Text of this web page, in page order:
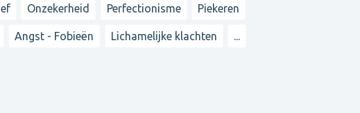
Onzekerheid Perfectionisme Piekeren
Angst - Fobieën Lichamelijke klachten ...